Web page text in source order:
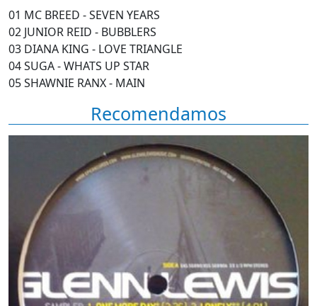
01 MC BREED - SEVEN YEARS
02 JUNIOR REID - BUBBLERS
03 DIANA KING - LOVE TRIANGLE
04 SUGA - WHATS UP STAR
05 SHAWNIE RANX - MAIN
Recomendamos